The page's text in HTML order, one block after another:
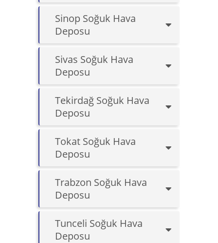
Sinop Soğuk Hava
Deposu
Sivas Soğuk Hava
Deposu
Tekirdağ Soğuk Hava
Deposu
Tokat Soğuk Hava
Deposu
Trabzon Soğuk Hava
Deposu
Tunceli Soğuk Hava
Deposu